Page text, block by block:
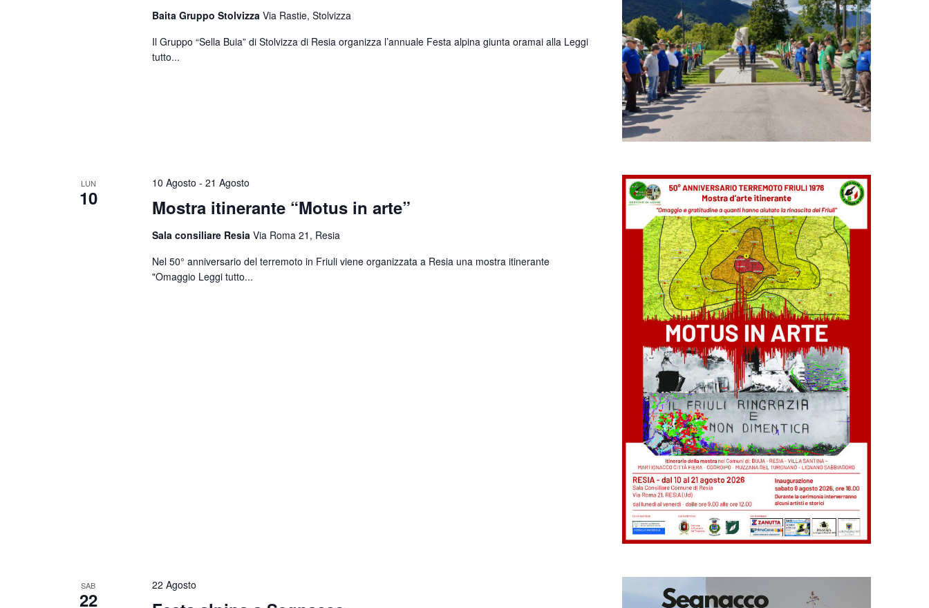
Baita Gruppo Stolvizza Via Rastie, Stolvizza
Il Gruppo “Sella Buia” di Stolvizza di Resia organizza l’annuale Festa alpina giunta oramai alla Leggi
tutto...
LUN
10 Mostra itinerante “Motus in arte”
10 Agosto - 21 Agosto
Sala consiliare Resia Via Roma 21, Resia
Nel 50° anniversario del terremoto in Friuli viene organizzata a Resia una mostra itinerante
"Omaggio Leggi tutto...
SAB
22
22 Agosto